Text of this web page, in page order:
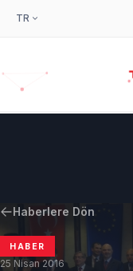
TR
Haberlere Dön
HABER
25 Nisan 2016